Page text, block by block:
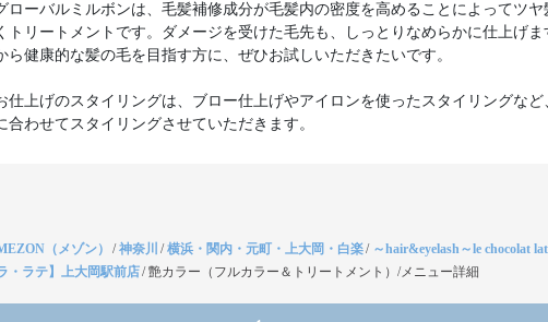
ローバルミルボンは、毛髪補修成分が毛髪内の密度を高めることによってツヤ
トリートメントです。ダメージを受けた毛先も、しっとりなめらかに仕上げま
ら健康的な髪の毛を目指す方に、ぜひお試しいただきたいです。
仕上げのスタイリングは、ブロー仕上げやアイロンを使ったスタイリングなど
（メゾン） /神奈川 /横浜・関内・元町・上大岡・白楽/ ～hair&eyelash～le chocolat
・ラテ】上大岡駅前店/艶カラー（フルカラー＆トリートメント）/メニュー詳細